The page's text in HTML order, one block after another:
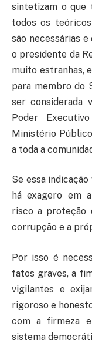
sintetizam o que
todos os
são necessárias
o presidente da
muito estranhas,
para membro do
ser considerada
Poder
Ministério
a toda a
Se essa
há exagero em
risco a proteção
corrupção e a
Por isso é
fatos graves, a
vigilantes e
rigoroso e
com a firmeza e
sistema